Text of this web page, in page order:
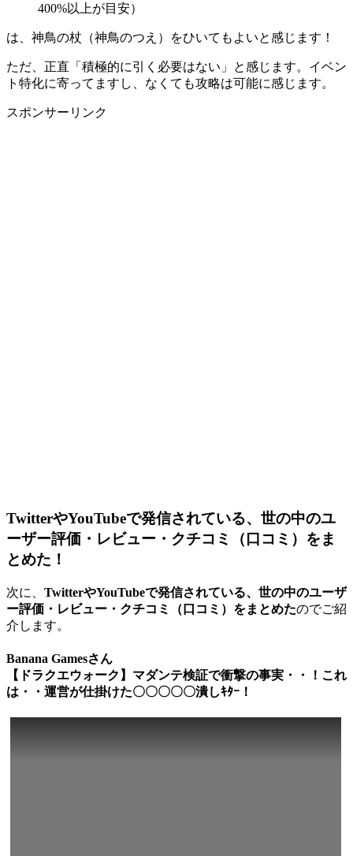
400%以上が目安）
は、神鳥の杖（神鳥のつえ）をひいてもよいと感じます！
ただ、正直「積極的に引く必要はない」と感じます。イベン
ト特化に寄ってますし、なくても攻略は可能に感じます。
スポンサーリンク
TwitterやYouTubeで発信されている、世の中のユ
ーザー評価・レビュー・クチコミ（口コミ）をま
とめた！
次に、 TwitterやYouTubeで発信されている、世の中のユーザ
ー評価・レビュー・クチコミ（口コミ）をまとめたのでご紹
介します。
Banana Gamesさん
【ドラクエウォーク】マダンテ検証で衝撃の事実・・！これ
は・・運営が仕掛けた〇〇〇〇〇潰しｷﾀｰ！